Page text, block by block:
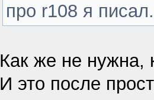
про r108 я
Как же не нужна,
И это после